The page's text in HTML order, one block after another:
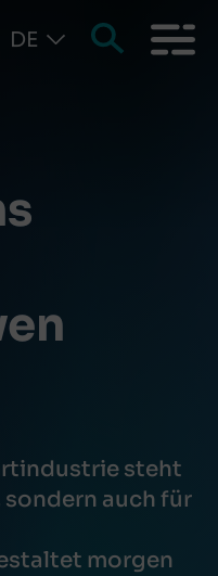
DE
steht
auch für
morgen